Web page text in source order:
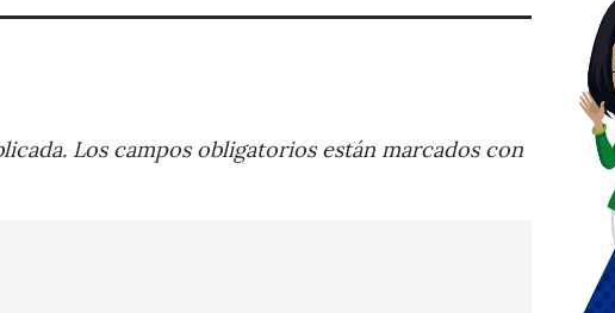
Los campos obligatorios están marcados con